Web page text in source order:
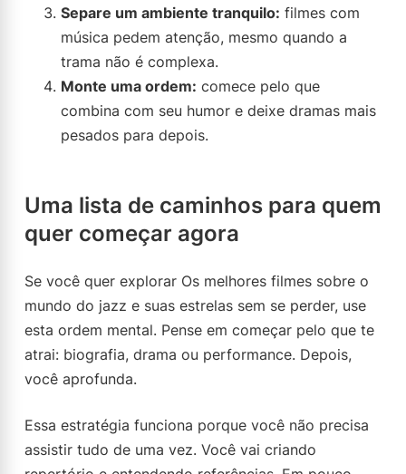
Separe um ambiente tranquilo: filmes com
música pedem atenção, mesmo quando a
trama não é complexa.
Monte uma ordem: comece pelo que
combina com seu humor e deixe dramas mais
pesados para depois.
Uma lista de caminhos para quem
quer começar agora
Se você quer explorar Os melhores filmes sobre o
mundo do jazz e suas estrelas sem se perder, use
esta ordem mental. Pense em começar pelo que te
atrai: biografia, drama ou performance. Depois,
você aprofunda.
Essa estratégia funciona porque você não precisa
assistir tudo de uma vez. Você vai criando